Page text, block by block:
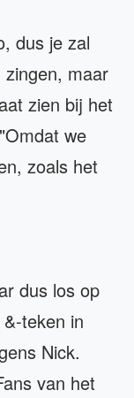
dus je zal
maar
zien bij het
we
zoals het
dus los op
teken in
Nick.
van het